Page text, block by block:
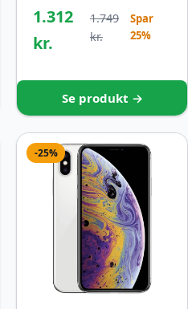
1.312
kr.
1.749
kr.
Spar
25%
Se produkt →
-25%